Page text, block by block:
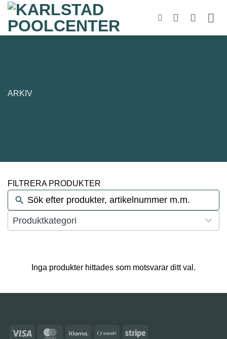
Skip
content
ARKIV
FILTRERA PRODUKTER
Produktkategori
124
results
Inga produkter hittades som motsvarar ditt val.
Visa MasterCardKlarna Swish
Stripe